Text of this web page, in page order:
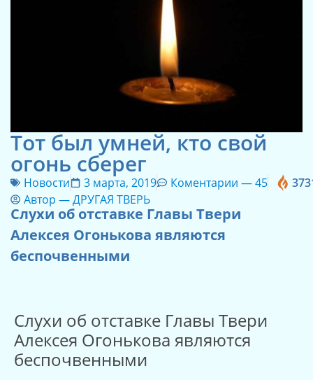
Тот был умней, кто свой
огонь сберег
Новости 3 марта, 2019 Коментарии —45
Автор —ДРУГАЯ ТВЕРЬ
Слухи об отставке Главы Твери
Алексея Огонькова являются
беспочвенными
Слухи об отставке Главы Твери
Алексея Огонькова являются
беспочвенными